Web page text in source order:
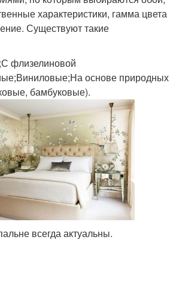
характеристики, гамма цвета
Существуют такие
флизелиновой
основе природных
бамбуковые).
всегда актуальны.